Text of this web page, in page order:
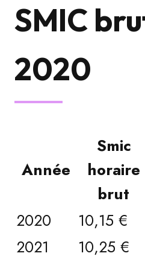
SMIC
2020
Année
Smic
horaire
brut
2020
10,15 €
2021
10,25 €